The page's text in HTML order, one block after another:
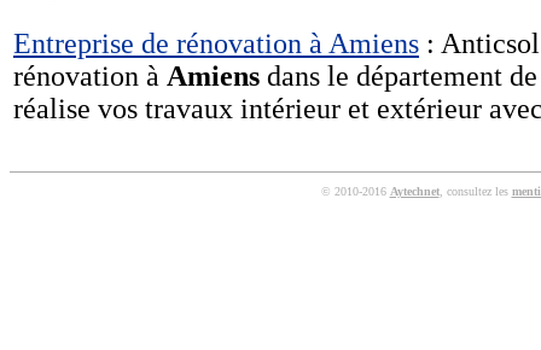
Entreprise de rénovation à Amiens :
rénovation à Amiens dans le département
réalise vos travaux intérieur et extérieur
© 2010-2016 Aytechnet, consultez les